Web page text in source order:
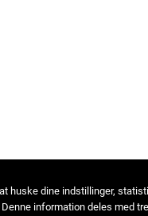
huske dine indstillinger,
information deles med